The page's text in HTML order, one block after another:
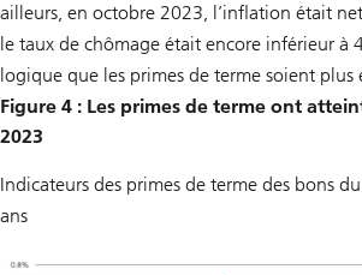
ailleurs, en octobre 2023, l’inflation était
le taux de chômage était encore inférieur à
logique que les primes de terme soient plus
Figure 4 : Les primes de terme ont
2023
Indicateurs des primes de terme des bons
ans